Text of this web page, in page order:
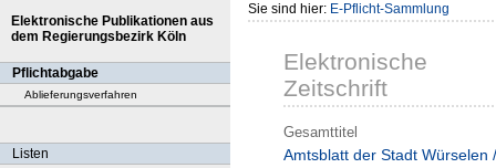
Elektronische Publikationen aus
dem Regierungsbezirk Köln
Pflichtabgabe
Ablieferungsverfahren
Listen
Sie sind hier: E-Pflicht-Sammlung
Elektronische
Zeitschrift
Gesamttitel
Amtsblatt der Stadt Würselen /